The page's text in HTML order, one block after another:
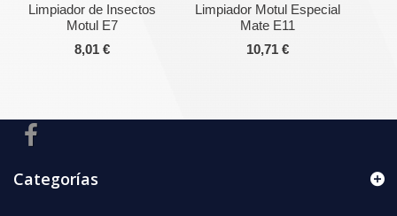
Limpiador de Insectos
Motul E7
8,01 €
Limpiador Motul Especial
Mate E11
10,71 €
Categorías